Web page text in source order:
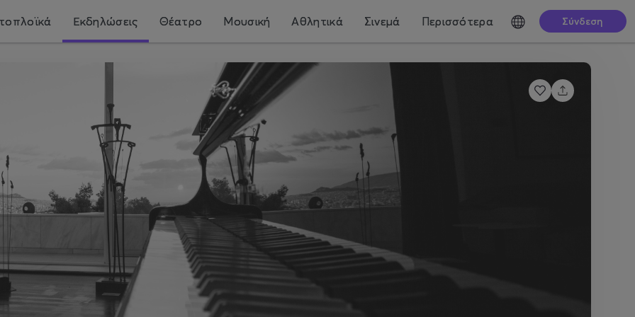
Εκδηλώσεις Θέατρο Μουσική Αθλητικά Σινεμά Περισσότερα Σύνδεση